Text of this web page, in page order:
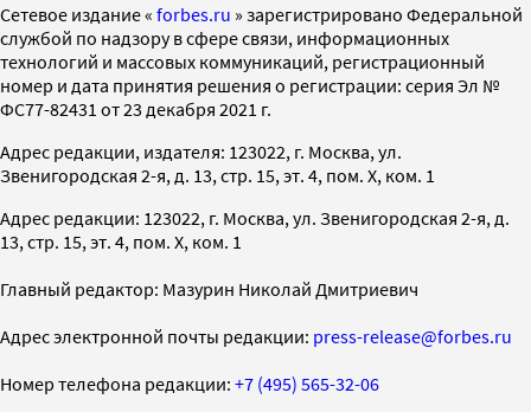
Cетевое издание « forbes.ru » зарегистрировано Федеральной
службой по надзору в сфере связи, информационных
технологий и массовых коммуникаций, регистрационный
номер и дата принятия решения о регистрации: серия Эл №
ФС77-82431 от 23 декабря 2021 г.
Адрес редакции, издателя: 123022, г. Москва, ул.
Звенигородская 2-я, д. 13, стр. 15, эт. 4, пом. X, ком. 1
Адрес редакции: 123022, г. Москва, ул. Звенигородская 2-я, д.
13, стр. 15, эт. 4, пом. X, ком. 1
Главный редактор: Мазурин Николай Дмитриевич
Адрес электронной почты редакции: press-release@forbes.ru
Номер телефона редакции: +7 (495) 565-32-06